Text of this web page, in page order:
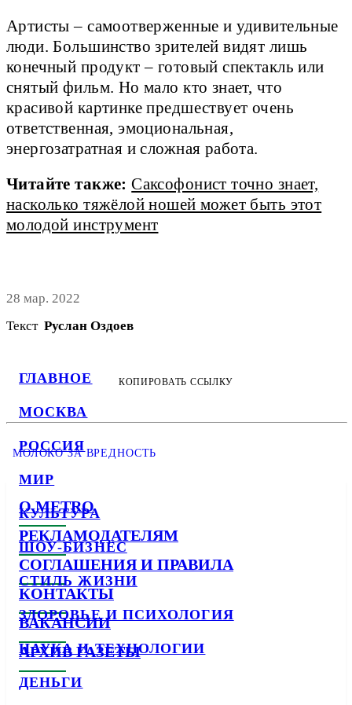
ГЛАВНОЕ
МОСКВА
РОССИЯ
МИР
КУЛЬТУРА
ШОУ-БИЗНЕС
СТИЛЬ ЖИЗНИ
ЗДОРОВЬЕ И ПСИХОЛОГИЯ
НАУКА И ТЕХНОЛОГИИ
ДЕНЬГИ
Артисты – самоотверженные и удивительные
люди. Большинство зрителей видят лишь
конечный продукт – готовый спектакль или
снятый фильм. Но мало кто знает, что
красивой картинке предшествует очень
ответственная, эмоциональная,
энергозатратная и сложная работа.
Читайте также: Саксофонист точно знает,
насколько тяжёлой ношей может быть этот
молодой инструмент
28 мар. 2022
Текст Руслан Оздоев
КОПИРОВАТЬ ССЫЛКУ
МОЛОКО ЗА ВРЕДНОСТЬ
О METRO
РЕКЛАМОДАТЕЛЯМ
СОГЛАШЕНИЯ И ПРАВИЛА
КОНТАКТЫ
ВАКАНСИИ
АРХИВ ГАЗЕТЫ